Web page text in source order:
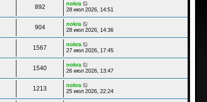
892
nokra
28 июл 2026, 14:51
904
nokra
28 июл 2026, 14:36
1567
nokra
27 июл 2026, 17:45
1540
nokra
26 июл 2026, 13:47
1213
nokra
25 июл 2026, 22:24